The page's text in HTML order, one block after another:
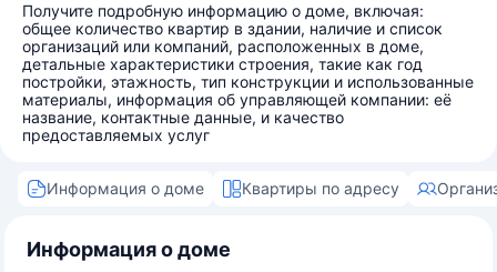
Получите подробную информацию о доме, включая:
общее количество квартир в здании, наличие и список
организаций или компаний, расположенных в доме,
детальные характеристики строения, такие как год
постройки, этажность, тип конструкции и использованные
материалы, информация об управляющей компании: её
название, контактные данные, и качество
предоставляемых услуг
Информация о доме Квартиры по адресу
Информация о доме